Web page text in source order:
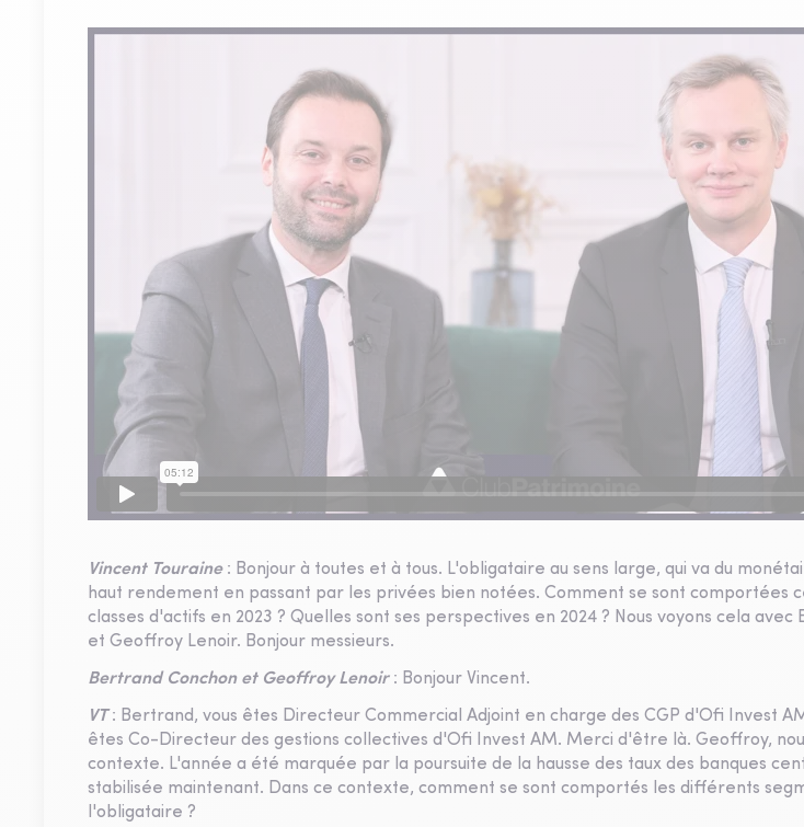
Vincent Touraine: Bonjour à toutes et à tous. L'obligataire au sens large, qui va du
haut rendement en passant par les privées bien notées. Comment se sont comportées
classes d'actifs en 2023 ? Quelles sont ses perspectives en 2024 ? Nous voyons cela avec
et Geoffroy Lenoir. Bonjour messieurs.
Bertrand Conchon et Geoffroy Lenoir: Bonjour Vincent.
VT: Bertrand, vous êtes Directeur Commercial Adjoint en charge des CGP d'Ofi Invest
êtes Co-Directeur des gestions collectives d'Ofi Invest AM. Merci d'être là. Geoffroy,
contexte. L'année a été marquée par la poursuite de la hausse des taux des banques
stabilisée maintenant. Dans ce contexte, comment se sont comportés les différents
l'obligataire ?